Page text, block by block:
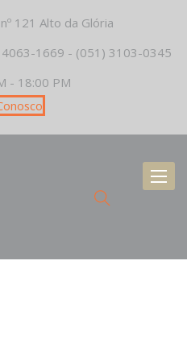
121 Alto da Glória
1669 - (051) 3103-0345
- 18:00 PM